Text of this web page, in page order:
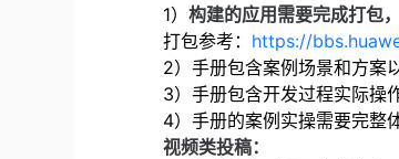
1）构建的应用需要完成打包
打包参考： https://
2）手册包含案例场景和方案
3）手册包含开发过程实际操
4）手册的案例实操需要完整
视频类投稿：